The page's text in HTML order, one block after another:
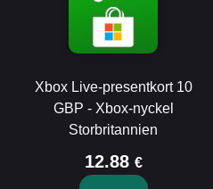
Xbox Live-presentkort 10
GBP - Xbox-nyckel
Storbritannien
12.88 €